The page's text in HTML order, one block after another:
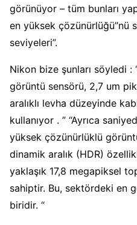
görünüyor – tüm bunları
en yüksek çözünürlüğü”nü
seviyeleri”.
Nikon bize şunları söyledi :
görüntü sensörü, 2,7 um
aralıklı levha düzeyinde
kullanıyor . ” “Ayrıca
yüksek çözünürlüklü
dinamik aralık (HDR)
yaklaşık 17,8 megapiksel
sahiptir. Bu, sektördeki en
biridir. “